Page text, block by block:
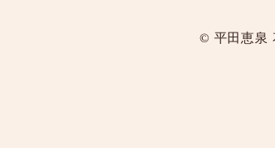
© 平田恵泉